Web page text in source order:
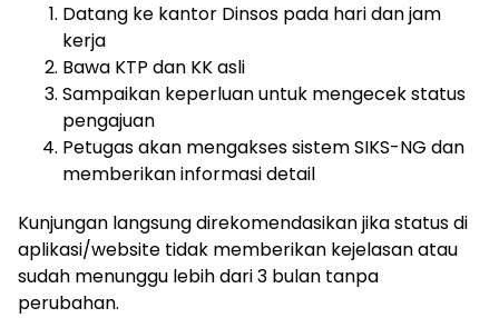
Datang ke kantor Dinsos pada hari dan jam
kerja
Bawa KTP dan KK asli
Sampaikan keperluan untuk mengecek status
pengajuan
Petugas akan mengakses sistem SIKS-NG dan
memberikan informasi detail
Kunjungan langsung direkomendasikan jika status di
aplikasi/website tidak memberikan kejelasan atau
sudah menunggu lebih dari 3 bulan tanpa
perubahan.